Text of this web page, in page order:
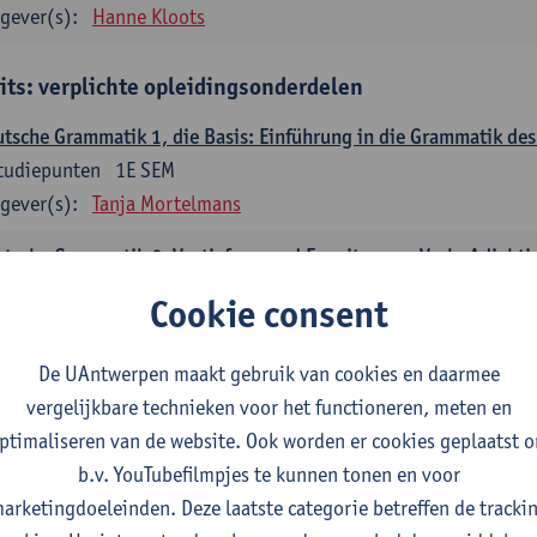
Hanne Kloots
verplichte opleidingsonderdelen
Grammatik 1, die Basis: Einführung in die Grammatik
1E SEM
Tanja Mortelmans
Grammatik 2, Vertiefung und Erweiterung: Verb,
Tanja Mortelmans
Sprachbeherrschung 1
1E/2E SEM
studiepunten
Tanja Mortelmans Alex Haider
und Gesellschaft im deutschsprachigen Raum
1E/2E SEM
studiepunten
Cookie consent
De UAntwerpen maakt gebruik van cookies en daarmee
vergelijkbare technieken voor het functioneren, meten en
van de website. Ook worden er cookies geplaatst
b.v. YouTubefilmpjes te kunnen tonen en voor
Deze laatste categorie betreffen de